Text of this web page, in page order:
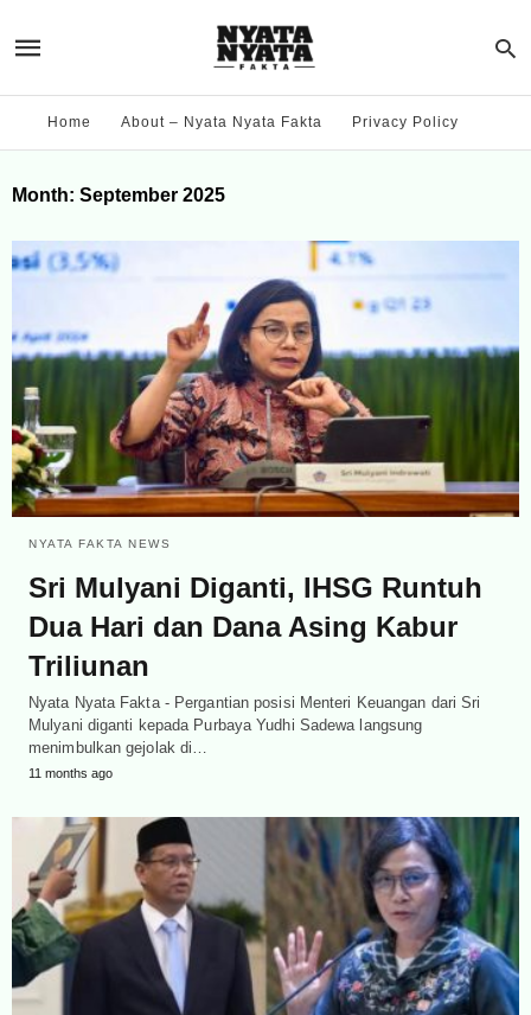
Home About – Nyata Nyata Fakta Privacy Policy
Month: September 2025
NYATA FAKTA NEWS
Sri Mulyani Diganti, IHSG Runtuh
Dua Hari dan Dana Asing Kabur
Triliunan
Nyata Nyata Fakta - Pergantian posisi Menteri Keuangan dari Sri
Mulyani diganti kepada Purbaya Yudhi Sadewa langsung
menimbulkan gejolak di…
11 months ago